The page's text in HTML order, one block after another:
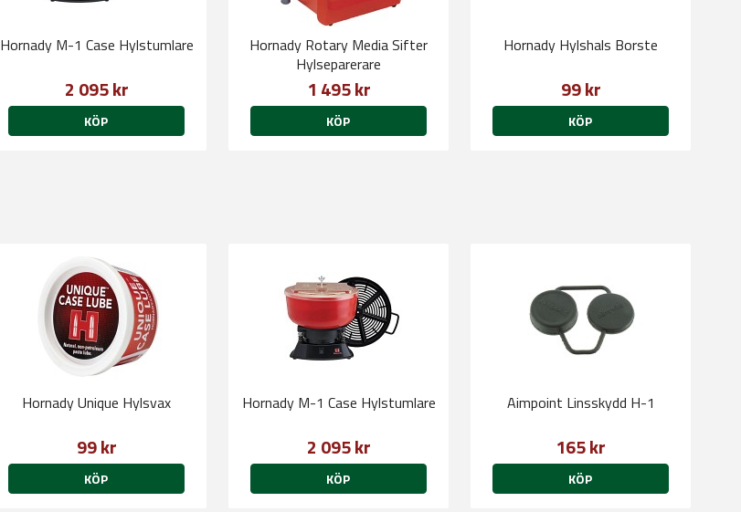
Hornady M-1 Case Hylstumlare
2 095 kr
KÖP
Hornady Rotary Media Sifter
Hylseparerare
1 495 kr
KÖP
Hornady Hylshals Borste
99 kr
KÖP
Hornady Unique Hylsvax
99 kr
KÖP
Hornady M-1 Case Hylstumlare
2 095 kr
KÖP
Aimpoint Linsskydd H-1
165 kr
KÖP